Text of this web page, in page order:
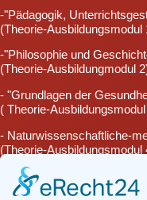
-"Pädagogik,
(Theorie-Ausbildungsmodul
-"Philosophie und
(Theorie-Ausbildungmodul
- "Grundlagen der
( Theorie-Ausbildungsmodul
- Naturwissenschaftliche-
(Theorie-Ausbildungsmodul
- Medizin / fachbezogenes
(Theorie-Ausbildungsmodul